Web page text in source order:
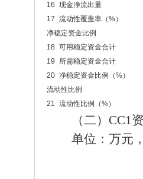
16 现金净流出量
17 流动性覆盖率（%）
净稳定资金比例
18 可用稳定资金合计
19
所需稳定资金合计
20 净稳定资金比例（%）
流动性比例
21 流动性比例（%）
（二）CC1资
单位：万元